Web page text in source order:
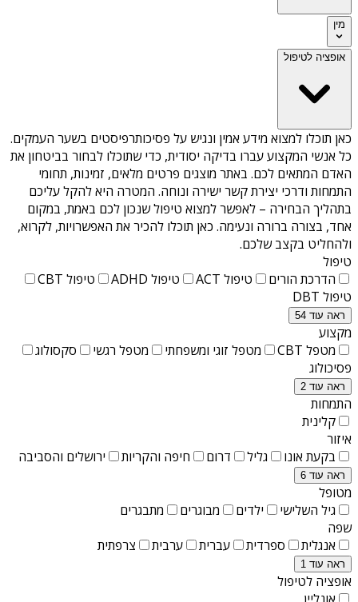
מין
אופציה לטיפול
כאן תוכלו למצוא מידע אמין ונגיש על פסיכותרפיסטים בשער העמקים.
כל אנשי המקצוע עברו בדיקה יסודית, כדי שתוכלו לבחור בביטחון את
האדם המתאים לכם. באתר מוצגים פרטים מלאים, זמינות, תחומי
התמחות ודרכי יצירת קשר ישירה ונוחה. המטרה היא להקל עליכם
בתהליך הבחירה – לאפשר למצוא טיפול שנכון לכם באמת, במקום
אחד, בצורה ברורה ונעימה. כאן תוכלו להכיר את האפשרויות, לקרוא,
ולהחליט בקצב שלכם.
טיפול
הדרכת הורים
טיפול ACT טיפול ADHD
טיפול CBT
טיפול DBT
ראה עוד 54
מקצוע
מטפל CBT
מטפל זוגי ומשפחתי מטפל רגשי
סקסולוג
פסיכולוג
ראה עוד 2
התמחות
קלינית
איזור
בקעת אונו
גליל דרום חיפה והקריות ירושלים והסביבה
ראה עוד 6
מטופל
גיל השלישי
ילדים מבוגרים
מתבגרים
שפה
אנגלית
ספרדית עברית ערבית צרפתית
ראה עוד 1
אופציה לטיפול